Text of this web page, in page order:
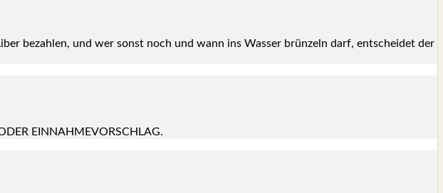
bezah­len, und wer sonst noch und wann ins Was­ser brün­zeln darf, ent­schei­det der
EINNAHMEVORSCHLAG.